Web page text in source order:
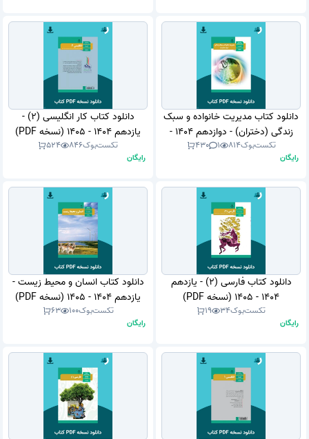
دانلود کتاب مدیریت خانواده و سبک
زندگی (دختران) - دوازدهم 1404 -
1405 (نسخه PDF)
تکست‌بوک814
1
430
رایگان
دانلود کتاب کار انگلیسی (2) -
یازدهم 1404 - 1405 (نسخه PDF)
تکست‌بوک846
524
رایگان
دانلود کتاب فارسی (2) - یازدهم
1404 - 1405 (نسخه PDF)
تکست‌بوک34
19
رایگان
دانلود کتاب انسان و محیط زیست -
یازدهم 1404 - 1405 (نسخه PDF)
تکست‌بوک100
63
رایگان